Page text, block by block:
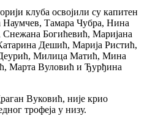
клуба освојили су капитен
Наумчев, Тамара Чубра, Нина
Богићевић, Маријана
Дешић, Марија Ристић,
Милица Матић, Мина
Марта Вуловић и Ђурђина
Вуковић, није крио
трофеја у низу.